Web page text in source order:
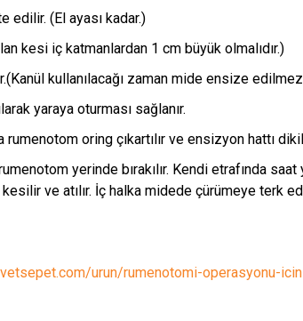
edilir. (El ayası kadar.)
kesi iç katmanlardan 1 cm büyük olmalıdır.)
kullanılacağı zaman mide ensize
yaraya oturması sağlanır.
oring çıkartılır ve ensizyon hattı
yerinde bırakılır. Kendi etrafında
ve atılır. İç halka midede çürümeye terk
urun/rumenotomi-operasyonu-